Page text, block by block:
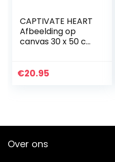
CAPTIVATE HEART
Afbeelding op
canvas 30 x 50 cm
Messi Retro Poster
€20.95
Over ons